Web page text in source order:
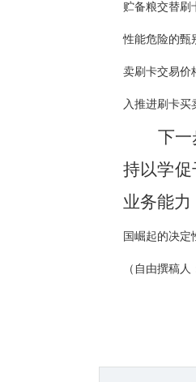
贮备粮交替刷
性能危险的甄
卖刷卡交易价
入推进刷卡买
下
持以学
业务能力
国崛起的决定
（自由撰稿人